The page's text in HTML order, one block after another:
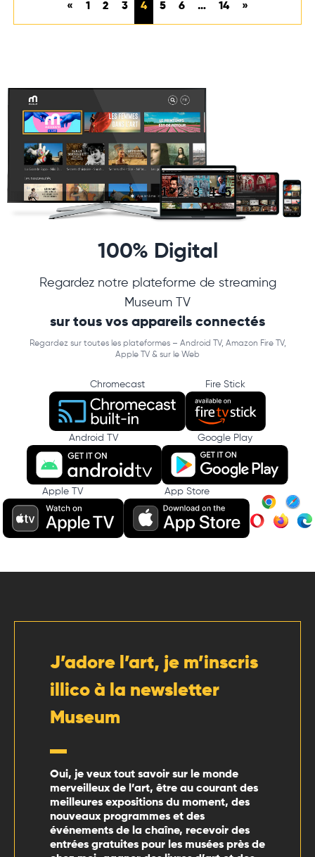
« 1 2 3 4 5 6 … 14 »
100% Digital
Regardez notre plateforme de streaming
Museum TV
sur tous vos appareils connectés
Regardez sur toutes les plateformes – Android TV, Amazon Fire TV,
Apple TV & sur le Web
Chromecast Fire Stick
Android TV Google Play
Apple TV App Store
J’adore l’art, je m’inscris
illico à la newsletter
Museum
Oui, je veux tout savoir sur le monde
merveilleux de l’art, être au courant des
meilleures expositions du moment, des
nouveaux programmes et des
événements de la chaîne, recevoir des
entrées gratuites pour les musées près de